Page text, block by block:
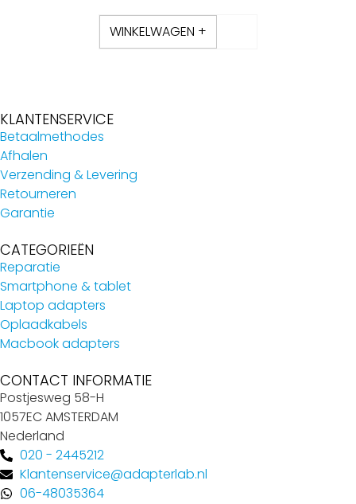
WINKELWAGEN +
KLANTENSERVICE
Betaalmethodes
Afhalen
Verzending & Levering
Retourneren
Garantie
CATEGORIEËN
Reparatie
Smartphone & tablet
Laptop adapters
Oplaadkabels
Macbook adapters
CONTACT INFORMATIE
Postjesweg 58-H
1057EC AMSTERDAM
Nederland
020 - 2445212
Klantenservice@adapterlab.nl
06-48035364